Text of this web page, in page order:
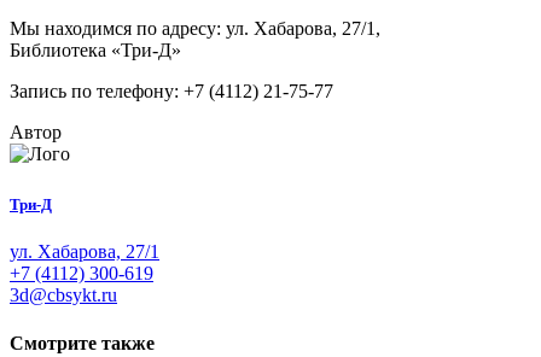
Мы находимся по адресу: ул. Хабарова, 27/1,
Библиотека «Три-Д»
Запись по телефону: +7 (4112) 21-75-77
Автор
Три-Д
ул. Хабарова, 27/1
+7 (4112) 300-619
3d@cbsykt.ru
Смотрите также